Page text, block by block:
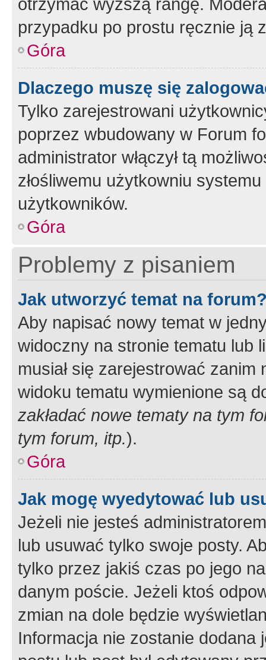
przypadku po prostu ręcznie ją
Góra
Dlaczego muszę się
Tylko zarejestrowani
poprzez wbudowany w Forum
administrator włączył tą
złośliwemu użytkowniu
użytkowników.
Góra
Problemy z pisaniem
Jak utworzyć temat na
Aby napisać nowy temat w
widoczny na stronie tematu lub
musiał się zarejestrować
widoku tematu wymienione są
zakładać nowe tematy na tym
tym forum, itp.).
Góra
Jak mogę wyedytować lub
Jeżeli nie jesteś
lub usuwać tylko swoje posty.
tylko przez jakiś czas po jego
danym poście. Jeżeli ktoś
zmian na dole będzie
Informacja nie zostanie dodana